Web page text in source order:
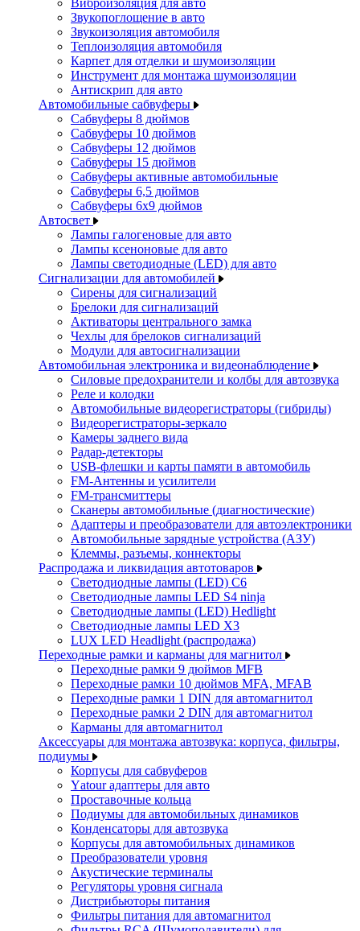
Виброизоляция для авто
Звукопоглощение в авто
Звукоизоляция автомобиля
Теплоизоляция автомобиля
Карпет для отделки и шумоизоляции
Инструмент для монтажа шумоизоляции
Антискрип для авто
Автомобильные сабвуферы
Сабвуферы 8 дюймов
Сабвуферы 10 дюймов
Сабвуферы 12 дюймов
Сабвуферы 15 дюймов
Сабвуферы активные автомобильные
Сабвуферы 6,5 дюймов
Сабвуферы 6x9 дюймов
Автосвет
Лампы галогеновые для авто
Лампы ксеноновые для авто
Лампы светодиодные (LED) для авто
Сигнализации для автомобилей
Сирены для сигнализаций
Брелоки для сигнализаций
Активаторы центрального замка
Чехлы для брелоков сигнализаций
Модули для автосигнализации
Автомобильная электроника и видеонаблюдение
Силовые предохранители и колбы для автозвука
Реле и колодки
Автомобильные видеорегистраторы (гибриды)
Видеорегистраторы-зеркало
Камеры заднего вида
Радар-детекторы
USB-флешки и карты памяти в автомобиль
FM-Антенны и усилители
FM-трансмиттеры
Сканеры автомобильные (диагностические)
Адаптеры и преобразователи для автоэлектроники
Автомобильные зарядные устройства (АЗУ)
Клеммы, разъемы, коннекторы
Распродажа и ликвидация автотоваров
Светодиодные лампы (LED) C6
Светодиодные лампы LED S4 ninja
Светодиодные лампы (LED) Hedlight
Светодиодные лампы LED X3
LUX LED Headlight (распродажа)
Переходные рамки и карманы для магнитол
Переходные рамки 9 дюймов MFB
Переходные рамки 10 дюймов MFA, MFAB
Переходные рамки 1 DIN для автомагнитол
Переходные рамки 2 DIN для автомагнитол
Карманы для автомагнитол
Аксессуары для монтажа автозвука: корпуса, фильтры,
подиумы
Корпусы для сабвуферов
Yаtour адаптеры для авто
Проставочные кольца
Подиумы для автомобильных динамиков
Конденсаторы для автозвука
Корпусы для автомобильных динамиков
Преобразователи уровня
Акустические терминалы
Регуляторы уровня сигнала
Дистрибьюторы питания
Фильтры питания для автомагнитол